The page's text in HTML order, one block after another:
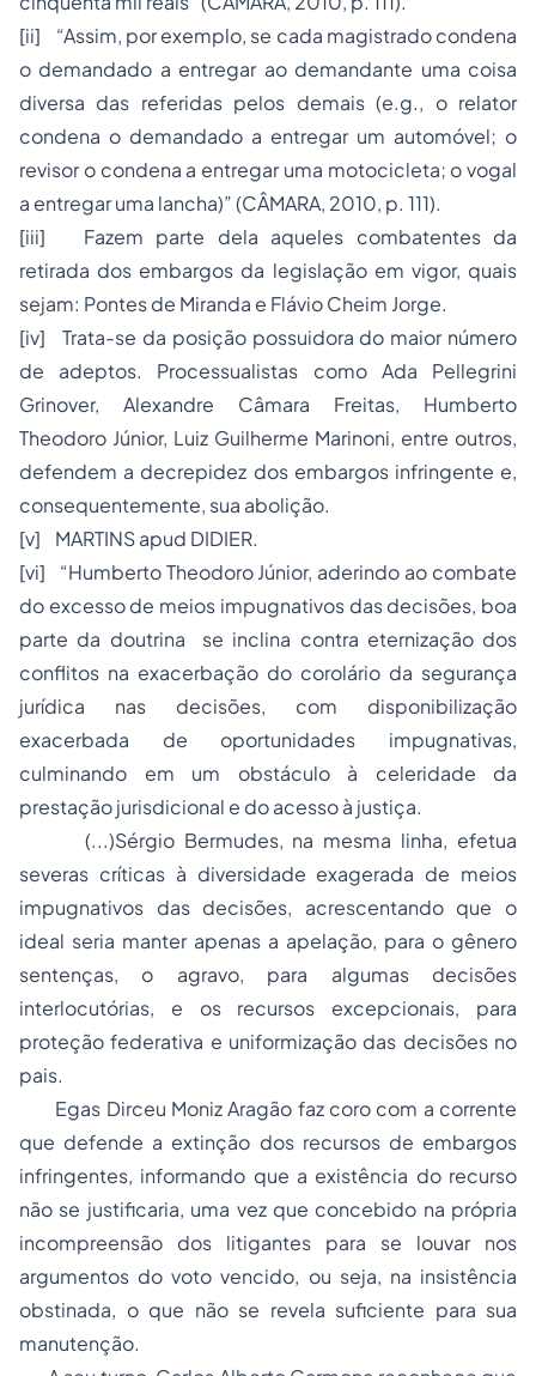
[ii] “Assim, por exemplo, se cada magistrado condena
o demandado a entregar ao demandante uma coisa
diversa das referidas pelos demais (e.g., o relator
condena o demandado a entregar um automóvel; o
revisor o condena a entregar uma motocicleta; o vogal
a entregar uma lancha)” (CÂMARA, 2010, p. 111).
[iii] Fazem parte dela aqueles combatentes da
retirada dos embargos da legislação em vigor, quais
sejam: Pontes de Miranda e Flávio Cheim Jorge.
[iv] Trata-se da posição possuidora do maior número
de adeptos. Processualistas como Ada Pellegrini
Grinover, Alexandre Câmara Freitas, Humberto
Theodoro Júnior, Luiz Guilherme Marinoni, entre outros,
defendem a decrepidez dos embargos infringente e,
consequentemente, sua abolição.
[v] MARTINS apud DIDIER.
[vi] “Humberto Theodoro Júnior, aderindo ao combate
do excesso de meios impugnativos das decisões, boa
parte da doutrina se inclina contra eternização dos
conflitos na exacerbação do corolário da segurança
jurídica nas decisões, com disponibilização
exacerbada de oportunidades impugnativas,
culminando em um obstáculo à celeridade da
prestação jurisdicional e do acesso à justiça.
(...)Sérgio Bermudes, na mesma linha, efetua
severas críticas à diversidade exagerada de meios
impugnativos das decisões, acrescentando que o
ideal seria manter apenas a apelação, para o gênero
sentenças, o agravo, para algumas decisões
interlocutórias, e os recursos excepcionais, para
proteção federativa e uniformização das decisões no
pais.
Egas Dirceu Moniz Aragão faz coro com a corrente
que defende a extinção dos recursos de embargos
infringentes, informando que a existência do recurso
não se justificaria, uma vez que concebido na própria
incompreensão dos litigantes para se louvar nos
argumentos do voto vencido, ou seja, na insistência
obstinada, o que não se revela suficiente para sua
manutenção.